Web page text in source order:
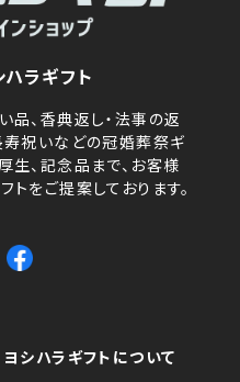
ラギフト
品、香典返し・法事の返
寿祝いなどの冠婚葬祭ギ
生、記念品まで、お客様
をご提案しております。
ヨシハラギフトについて